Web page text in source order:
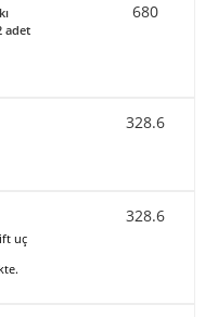
adet
680
328.6
uç
328.6